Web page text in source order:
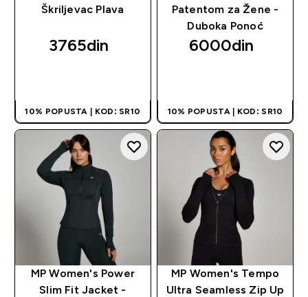
Škriljevac Plava
3765din‎
10% POPUSTA | KOD: SR10
Patentom za Žene -
Duboka Ponoć
6000din‎
10% POPUSTA | KOD: SR10
MP Women's Power
Slim Fit Jacket -
MP Women's Tempo
Ultra Seamless Zip Up